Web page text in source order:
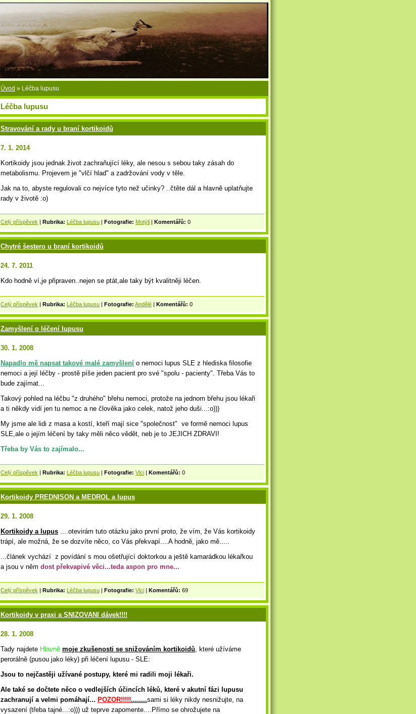
Úvod » Léčba lupusu
Léčba lupusu
Stravování a rady u braní kortikoidů
7. 1. 2014
Kortikoidy jsou jednak život zachraňující léky, ale nesou s sebou taky zásah do
metabolismu. Projevem je "vlčí hlad" a zadržování vody v těle.
Jak na to, abyste regulovali co nejvíce tyto než učinky? ..čtěte dál a hlavně uplatňujte
rady v životě :o)
Celý příspěvek | Rubrika: Léčba lupusu | Fotografie: Motýli | Komentářů: 0
Chytré šestero u braní kortikoidů
24. 7. 2011
Kdo hodně ví,je připraven..nejen se ptát,ale taky být kvalitněji léčen.
Celý příspěvek | Rubrika: Léčba lupusu | Fotografie: Andělé | Komentářů: 0
Zamyšlení o léčení lupusu
30. 1. 2008
Napadlo mě napsat takové malé zamyšlení o nemoci lupus SLE z hlediska filosofie
nemoci a její léčby - prostě píše jeden pacient pro své "spolu - pacienty". Třeba Vás to
bude zajímat...
Takový pohled na léčbu "z druhého" břehu nemoci, protože na jednom břehu jsou lékaři
a ti někdy vidí jen tu nemoc a ne člověka jako celek, natož jeho duši...:o)))
My jsme ale lidi z masa a kostí, kteří mají sice "společnost" ve formě nemoci lupus
SLE,ale o jejím léčení by taky měli něco vědět, neb je to JEJICH ZDRAVI!
Třeba by Vás to zajímalo...
Celý příspěvek | Rubrika: Léčba lupusu | Fotografie: Vlci | Komentářů: 0
Kortikoidy PREDNISON a MEDROL a lupus
29. 1. 2008
Kortikoidy a lupus ....otevirám tuto otázku jako první proto, že vím, že Vás kortikoidy
trápí, ale možná, že se dozvíte něco, co Vás překvapí....A hodně, jako mě.....
...článek vychází z povídání s mou ošetřující doktorkou a ještě kamarádkou lékařkou
a jsou v něm dost překvapivé věci...teda aspon pro mne...
Celý příspěvek | Rubrika: Léčba lupusu | Fotografie: Vlci | Komentářů: 69
Kortikoidy v praxi a SNIZOVANI dávek!!!!
28. 1. 2008
Tady najdete Hlavně moje zkušenosti se snižováním kortikoidů, které užíváme
perorálně (pusou jako léky) při léčení lupusu - SLE:
Jsou to nejčastěji užívané postupy, které mi radili moji lékaři.
Ale také se dočtete něco o vedlejších účincích léků, které v akutní fázi lupusu
zachranují a velmi pomáhají... POZOR!!!!!........sami si léky nikdy nesnižujte, na
vysazení (třeba tajné...:o))) už teprve zapomente....Přímo se ohrožujete na